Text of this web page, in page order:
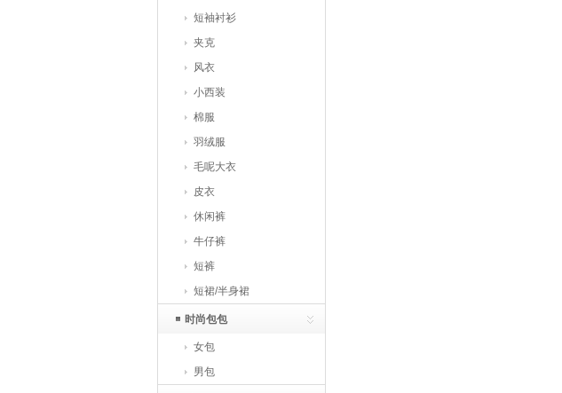
短袖衬衫
夹克
风衣
小西装
棉服
羽绒服
毛呢大衣
皮衣
休闲裤
牛仔裤
短裤
短裙/半身裙
时尚包包
女包
男包